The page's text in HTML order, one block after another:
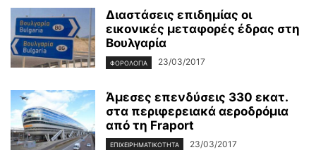
Διαστάσεις επιδημίας οι
εικονικές μεταφορές έδρας στη
Βουλγαρία
ΦΟΡΟΛΟΓΊΑ 23/03/2017
Άμεσες επενδύσεις 330 εκατ.
στα περιφερειακά αεροδρόμια
από τη Fraport
ΕΠΙΧΕΙΡΗΜΑΤΙΚΌΤΗΤΑ 23/03/2017